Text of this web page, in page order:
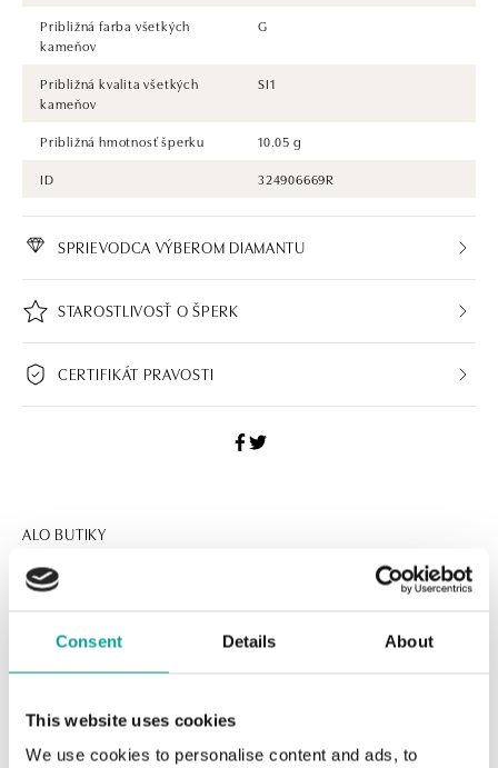
Consent Details About
This website uses cookies
We use cookies to personalise content and ads, to
Približná farba všetkých
kameňov
G
Približná kvalita všetkých
kameňov
SI1
Približná hmotnosť šperku
10.05 g
ID
324906669R
SPRIEVODCA VÝBEROM DIAMANTU
STAROSTLIVOSŤ O ŠPERK
CERTIFIKÁT PRAVOSTI
ALO BUTIKY
Navštívte naše butiky